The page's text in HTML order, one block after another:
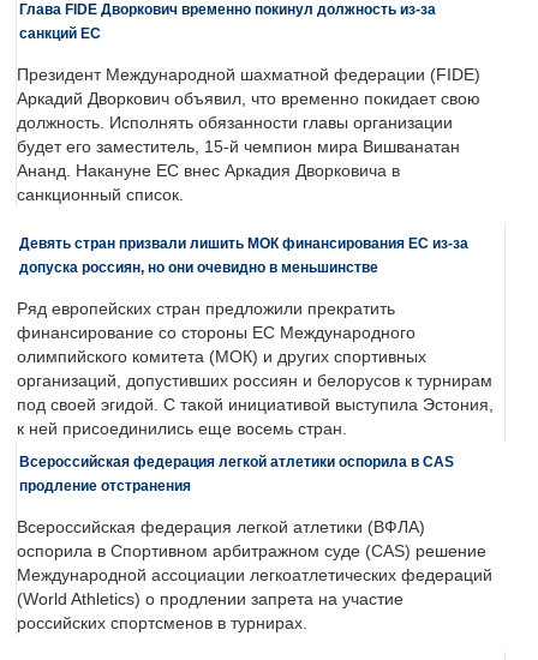
Глава FIDE Дворкович временно покинул должность из-за
санкций ЕС
Президент Международной шахматной федерации (FIDE)
Аркадий Дворкович объявил, что временно покидает свою
должность. Исполнять обязанности главы организации
будет его заместитель, 15-й чемпион мира Вишванатан
Ананд. Накануне ЕС внес Аркадия Дворковича в
санкционный список.
Девять стран призвали лишить МОК финансирования ЕС из-за
допуска россиян, но они очевидно в меньшинстве
Ряд европейских стран предложили прекратить
финансирование со стороны ЕС Международного
олимпийского комитета (МОК) и других спортивных
организаций, допустивших россиян и белорусов к турнирам
под своей эгидой. С такой инициативой выступила Эстония,
к ней присоединились еще восемь стран.
Всероссийская федерация легкой атлетики оспорила в CAS
продление отстранения
Всероссийская федерация легкой атлетики (ВФЛА)
оспорила в Спортивном арбитражном суде (CAS) решение
Международной ассоциации легкоатлетических федераций
(World Athletics) о продлении запрета на участие
российских спортсменов в турнирах.